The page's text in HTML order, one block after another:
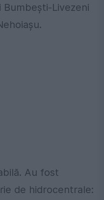
Livezeni
Au fost
de hidrocentrale: